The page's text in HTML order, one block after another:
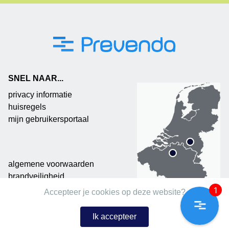
SNEL NAAR...
privacy informatie
huisregels
mijn gebruikersportaal
algemene voorwaarden
brandveiligheid
Accepteer je cookies op deze website?
Ik accepteer
1